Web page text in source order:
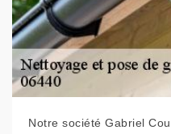
Notre société Gabriel